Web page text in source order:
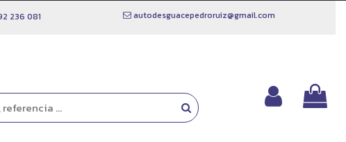
236 081 autodesguacepedroruiz@gmail.com